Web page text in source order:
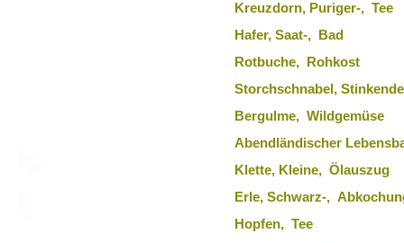
Kreuzdorn, Puriger-, Tee
Hafer, Saat-, Bad
Rotbuche, Rohkost
Storchschnabel,
Bergulme, Wildgemüse
Abendländischer
Klette, Kleine, Ölauszug
Erle, Schwarz-,
Hopfen, Tee